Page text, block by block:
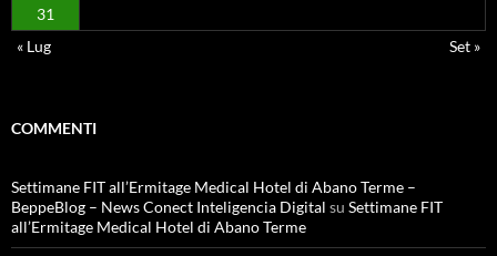
31
« Lug
Set »
COMMENTI
Settimane FIT all’Ermitage Medical Hotel di Abano Terme –
BeppeBlog – News Conect Inteligencia Digital su Settimane FIT
all’Ermitage Medical Hotel di Abano Terme